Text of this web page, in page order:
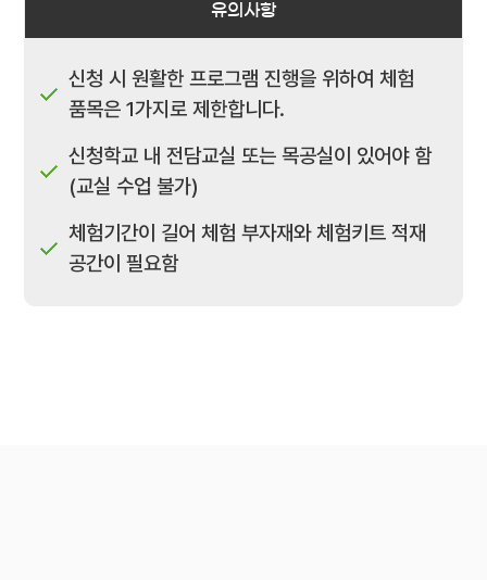
유의사항
신청 시 원활한 프로그램 진행을 위하여 체험
품목은 1가지로 제한합니다.
신청학교 내 전담교실 또는 목공실이 있어야 함
(교실 수업 불가)
체험기간이 길어 체험 부자재와 체험키트 적재
공간이 필요함